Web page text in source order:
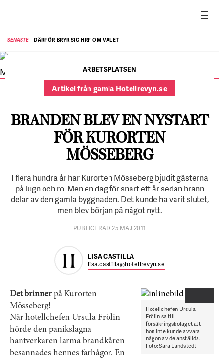
SENASTE DÄRFÖR BRYR SIG HRF OM VALET
och berätta de skulle anlända till en byggarbetsplats.
Sara Landstedt
ARBETSPLATSEN
Artikel från gamla Hotellrevyn.se
BRANDEN BLEV EN NYSTART
FÖR KURORTEN
MÖSSEBERG
I flera hundra år har Kurorten Mösseberg bjudit gästerna
på lugn och ro. Men en dag för snart ett år sedan brann
delar av den gamla byggnaden. Det kunde ha varit slutet,
men blev början på något nytt.
PUBLICERAD 25 MAJ 2011
LISA CASTILLA
lisa.castilla@hotellrevyn.se
Hotellchefen Ursula
Frölin sa till
försäkringsbolaget att
hon inte kunde avvara
någon av de anställda.
Foto: Sara Landstedt
Det brinnerpå Kurorten
Mösseberg!
När hotellchefen Ursula Frölin
hörde den panikslagna
hantverkaren larma brandkåren
besannades hennes farhågor. En